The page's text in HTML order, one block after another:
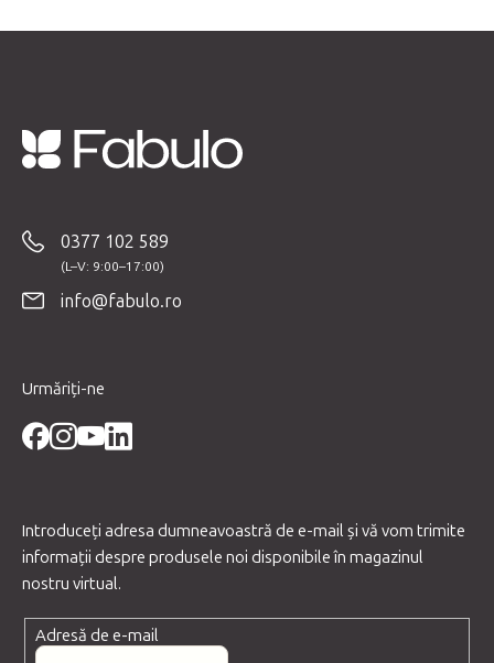
0377 102 589
info@fabulo.ro
Urmăriți-ne
Introduceţi adresa dumneavoastră de e-mail şi vă vom trimite
informaţii despre produsele noi disponibile în magazinul
nostru virtual.
Adresă de e-mail